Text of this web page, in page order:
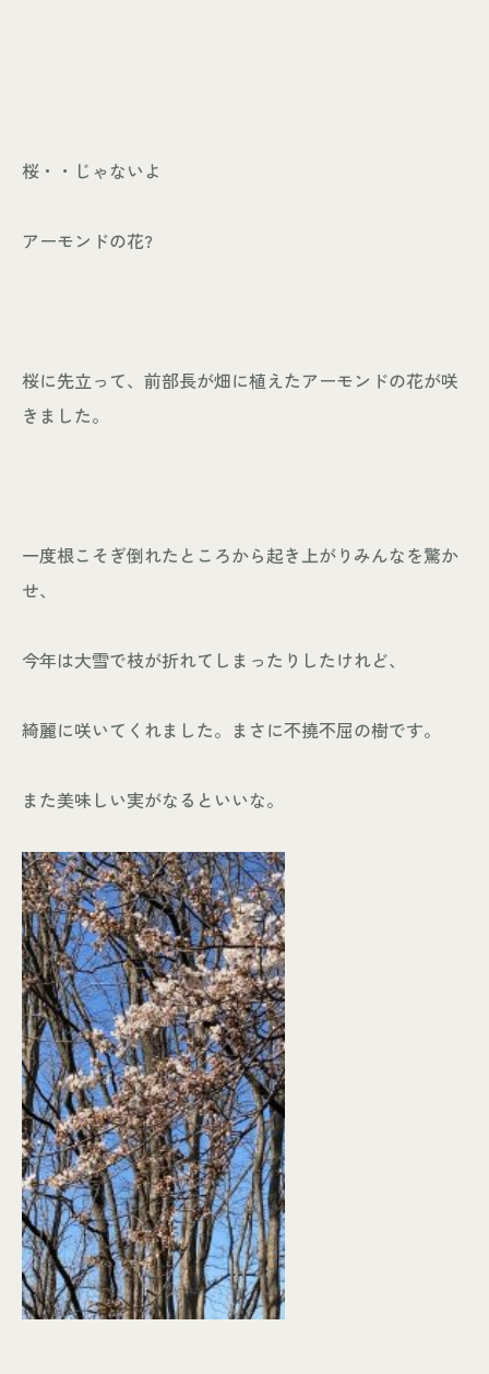
桜・・じゃないよ
アーモンドの花?
桜に先立って、前部長が畑に植えたアーモンドの花が咲
きました。
一度根こそぎ倒れたところから起き上がりみんなを驚か
せ、
今年は大雪で枝が折れてしまったりしたけれど、
綺麗に咲いてくれました。まさに不撓不屈の樹です。
また美味しい実がなるといいな。